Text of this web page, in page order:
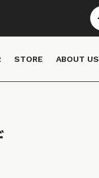
STORE ABOUT US